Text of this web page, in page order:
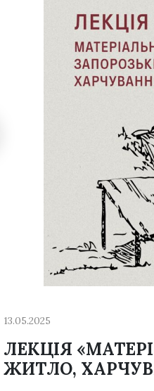
13.05.2025
ЛЕКЦІЯ
ЖИТЛО,